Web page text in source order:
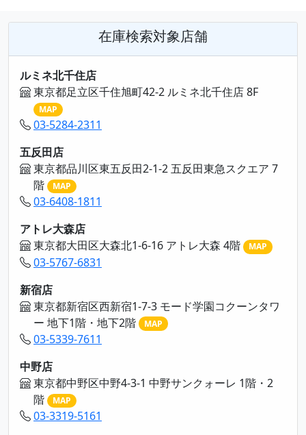
在庫検索対象店舗
ルミネ北千住店
東京都足立区千住旭町42-2 ルミネ北千住店 8F
MAP
03-5284-2311
五反田店
東京都品川区東五反田2-1-2 五反田東急スクエア 7
階
MAP
03-6408-1811
アトレ大森店
東京都大田区大森北1-6-16 アトレ大森 4階
MAP
03-5767-6831
新宿店
東京都新宿区西新宿1-7-3 モード学園コクーンタワ
ー 地下1階・地下2階
MAP
03-5339-7611
中野店
東京都中野区中野4-3-1 中野サンクォーレ 1階・2
階
MAP
03-3319-5161